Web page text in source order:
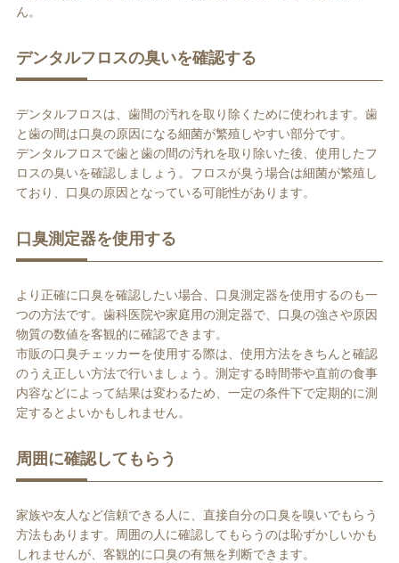
ん。
デンタルフロスの臭いを確認する
デンタルフロスは、歯間の汚れを取り除くために使われます。歯
と歯の間は口臭の原因になる細菌が繁殖しやすい部分です。
デンタルフロスで歯と歯の間の汚れを取り除いた後、使用したフ
ロスの臭いを確認しましょう。フロスが臭う場合は細菌が繁殖し
ており、口臭の原因となっている可能性があります。
口臭測定器を使用する
より正確に口臭を確認したい場合、口臭測定器を使用するのも一
つの方法です。歯科医院や家庭用の測定器で、口臭の強さや原因
物質の数値を客観的に確認できます。
市販の口臭チェッカーを使用する際は、使用方法をきちんと確認
のうえ正しい方法で行いましょう。測定する時間帯や直前の食事
内容などによって結果は変わるため、一定の条件下で定期的に測
定するとよいかもしれません。
周囲に確認してもらう
家族や友人など信頼できる人に、直接自分の口臭を嗅いでもらう
方法もあります。周囲の人に確認してもらうのは恥ずかしいかも
しれませんが、客観的に口臭の有無を判断できます。